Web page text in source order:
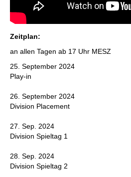
Zeitplan:
an allen Tagen ab 17 Uhr MESZ
25. September 2024
Play-in
26. September 2024
Division Placement
27. Sep. 2024
Division Spieltag 1
28. Sep. 2024
Division Spieltag 2